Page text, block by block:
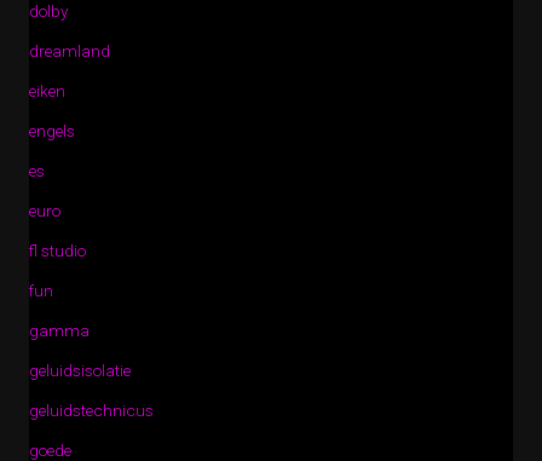
dolby
dreamland
eiken
engels
es
euro
fl studio
fun
gamma
geluidsisolatie
geluidstechnicus
goede